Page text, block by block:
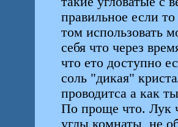
правильное если
том использовать
себя что через
что ето доступно
соль "дикая"
проводитса а как
По проще что. Лук
углы комнаты, не